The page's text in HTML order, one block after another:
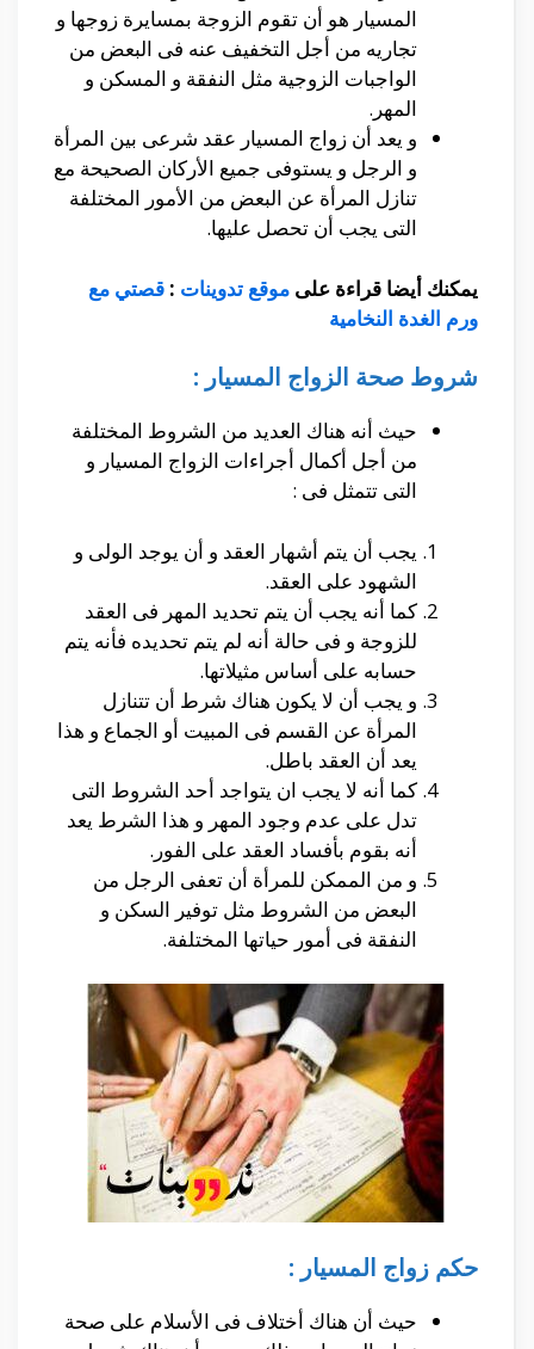
المسيار هو أن تقوم الزوجة بمسايرة زوجها و
تجاريه من أجل التخفيف عنه فى البعض من
الواجبات الزوجية مثل النفقة و المسكن و
المهر.
و يعد أن زواج المسيار عقد شرعى بين المرأة
و الرجل و يستوفى جميع الأركان الصحيحة مع
تنازل المرأة عن البعض من الأمور المختلفة
التى يجب أن تحصل عليها.
يمكنك أيضا قراءة على موقع تدوينات : قصتي مع
ورم الغدة النخامية
شروط صحة الزواج المسيار :
حيث أنه هناك العديد من الشروط المختلفة
من أجل أكمال أجراءات الزواج المسيار و
التى تتمثل فى :
يجب أن يتم أشهار العقد و أن يوجد الولى و
الشهود على العقد.
كما أنه يجب أن يتم تحديد المهر فى العقد
للزوجة و فى حالة أنه لم يتم تحديده فأنه يتم
حسابه على أساس مثيلاتها.
و يجب أن لا يكون هناك شرط أن تتنازل
المرأة عن القسم فى المبيت أو الجماع و هذا
يعد أن العقد باطل.
كما أنه لا يجب ان يتواجد أحد الشروط التى
تدل على عدم وجود المهر و هذا الشرط يعد
أنه بقوم بأفساد العقد على الفور.
و من الممكن للمرأة أن تعفى الرجل من
البعض من الشروط مثل توفير السكن و
النفقة فى أمور حياتها المختلفة.
حكم زواج المسيار :
حيث أن هناك أختلاف فى الأسلام على صحة